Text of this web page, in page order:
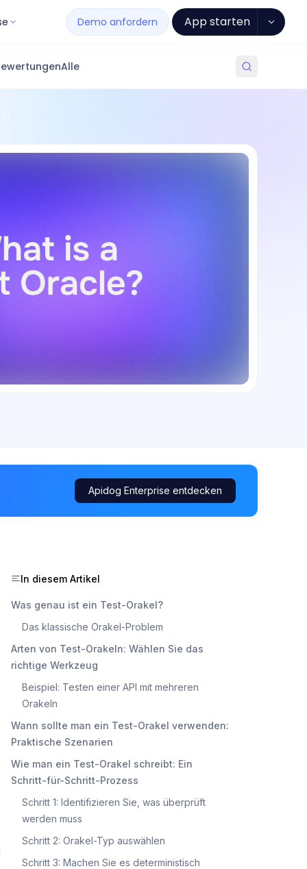
Demo anfordern App starten
Alle
Apidog Enterprise entdecken
In diesem Artikel
Was genau ist ein Test-Orakel?
Das klassische Orakel-Problem
Arten von Test-Orakeln: Wählen Sie das
richtige Werkzeug
Beispiel: Testen einer API mit mehreren
Orakeln
Wann sollte man ein Test-Orakel verwenden:
Praktische Szenarien
Wie man ein Test-Orakel schreibt: Ein
Schritt-für-Schritt-Prozess
Schritt 1: Identifizieren Sie, was überprüft
werden muss
Schritt 2: Orakel-Typ auswählen
Schritt 3: Machen Sie es deterministisch